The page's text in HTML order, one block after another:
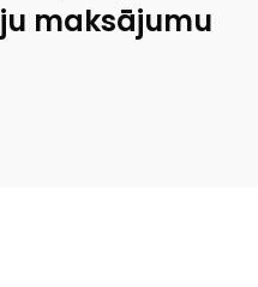
maksājumu